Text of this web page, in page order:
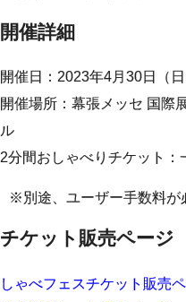
開催詳細
開催日：2023年4月30日（日
開催場所：幕張メッセ 国際
ル
2分間おしゃべりチケット：
※別途、ユーザー手数料が
チケット販売ページ
しゃべフェスチケット販売